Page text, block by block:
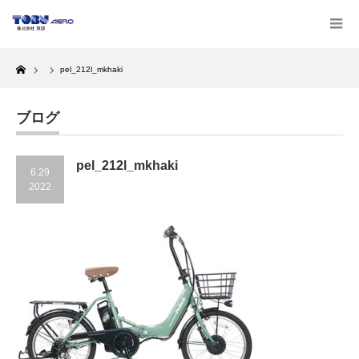
Home
pel_212l_mkhaki
ブログ
6.29
2022
pel_212l_mkhaki